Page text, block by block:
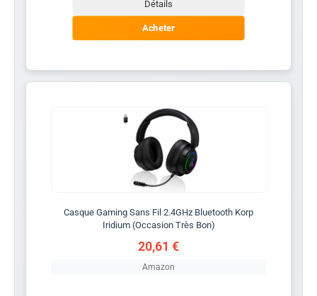
Détails
Acheter
Casque Gaming Sans Fil 2.4GHz Bluetooth Korp
Iridium (Occasion Très Bon)
20,61 €
Amazon